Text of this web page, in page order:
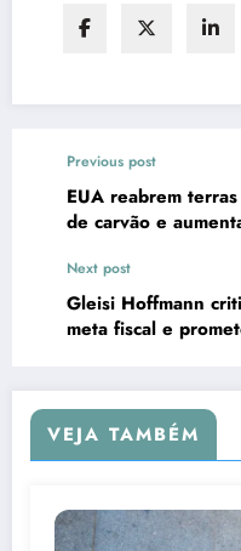
Previous post
EUA reabrem
de carvão e
Next post
Gleisi Hoffmann
meta fiscal e
VEJA TAMBÉM